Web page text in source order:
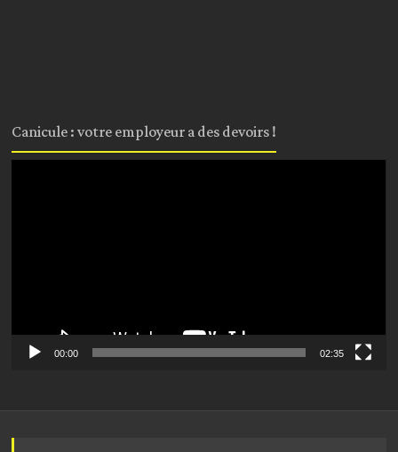
Canicule : votre employeur a des devoirs !
00:00 02:35